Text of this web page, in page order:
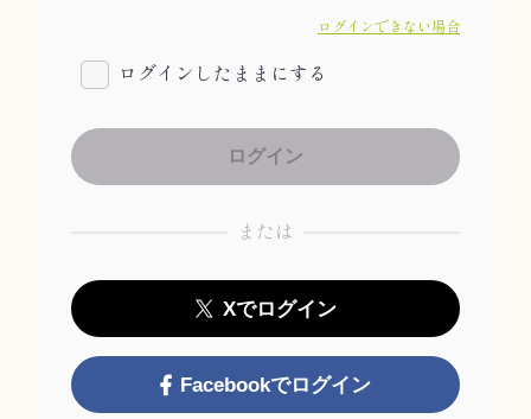
ログインできない場合
ログインしたままにする
または
Xでログイン
Facebookでログイン